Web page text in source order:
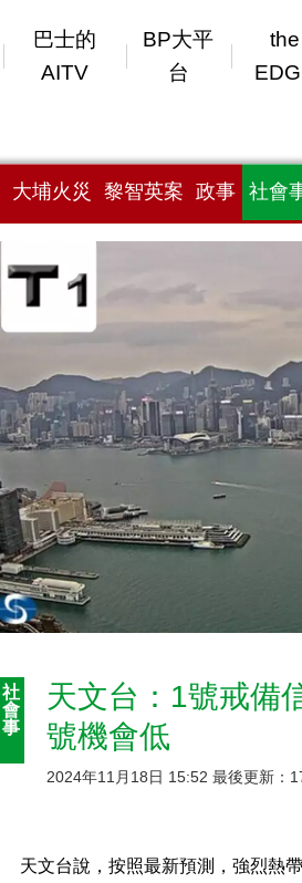
巴士的
AITV
BP大平
台
the
大埔火災 黎智英案 政事 社會
社
會
事
天文台：1號戒備
號機會低
2024年11月18日 15:52 最後更新：
天文台說，按照最新預測，強烈熱